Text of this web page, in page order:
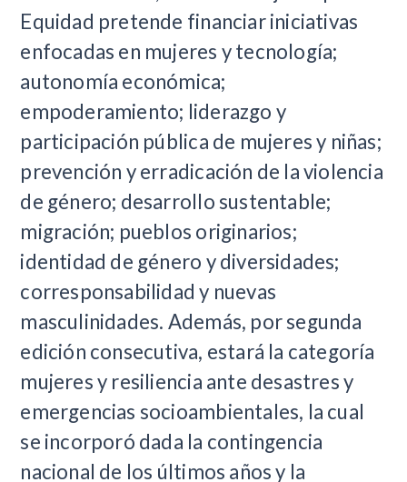
Equidad pretende financiar iniciativas
enfocadas en mujeres y tecnología;
autonomía económica;
empoderamiento; liderazgo y
participación pública de mujeres y niñas;
prevención y erradicación de la violencia
de género; desarrollo sustentable;
migración; pueblos originarios;
identidad de género y diversidades;
corresponsabilidad y nuevas
masculinidades. Además, por segunda
edición consecutiva, estará la categoría
mujeres y resiliencia ante desastres y
emergencias socioambientales, la cual
se incorporó dada la contingencia
nacional de los últimos años y la